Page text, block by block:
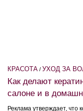
КРАСОТА / УХОД ЗА
Как делают
салоне и в
Реклама утверждает,